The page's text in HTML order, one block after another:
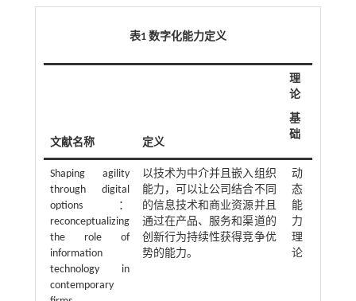
表1 数字化能力定义
文献名称 定义
理
论
基
础
Shaping agility
through digital
options：
reconceptualizing
the role of
information
technology in
contemporary
以技术为中介并且嵌入组织
能力，可以让公司结合不同
的信息技术和商业资源并且
通过在产品、服务和渠道的
创新行为持续性获得竞争优
势的能力。
动
态
能
力
理
论